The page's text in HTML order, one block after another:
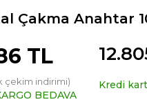
Çakma Anahtar
TL
çekim indirimi)
BEDAVA
Kredi